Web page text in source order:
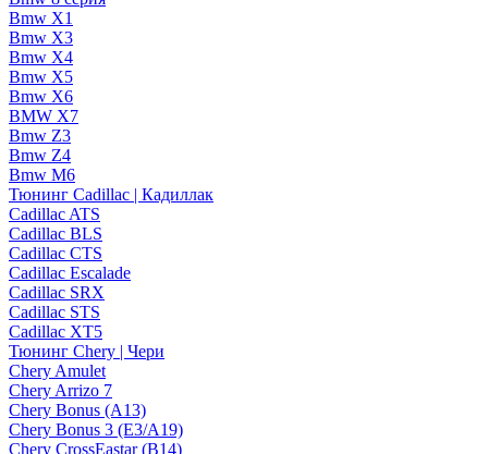
Bmw X1
Bmw X3
Bmw X4
Bmw X5
Bmw X6
BMW X7
Bmw Z3
Bmw Z4
Bmw М6
Тюнинг Cadillac | Кадиллак
Cadillac ATS
Cadillac BLS
Cadillac CTS
Cadillac Escalade
Cadillac SRX
Cadillac STS
Cadillac XT5
Тюнинг Chery | Чери
Chery Amulet
Chery Arrizo 7
Chery Bonus (A13)
Chery Bonus 3 (E3/A19)
Chery CrossEastar (B14)